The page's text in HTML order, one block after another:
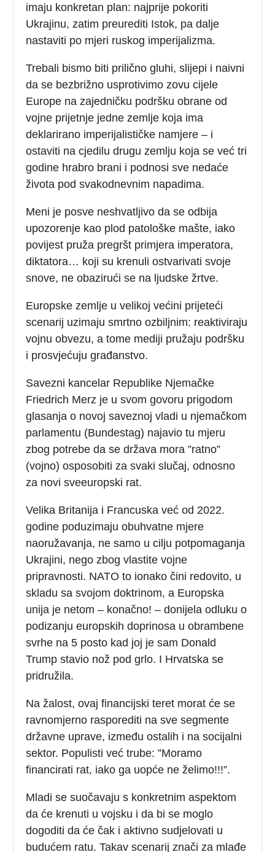
imaju konkretan plan: najprije pokoriti
Ukrajinu, zatim preurediti Istok, pa dalje
nastaviti po mjeri ruskog imperijalizma.
Trebali bismo biti prilično gluhi, slijepi i naivni
da se bezbrižno usprotivimo zovu cijele
Europe na zajedničku podršku obrane od
vojne prijetnje jedne zemlje koja ima
deklarirano imperijalističke namjere – i
ostaviti na cjedilu drugu zemlju koja se već tri
godine hrabro brani i podnosi sve nedaće
života pod svakodnevnim napadima.
Meni je posve neshvatljivo da se odbija
upozorenje kao plod patološke mašte, iako
povijest pruža pregršt primjera imperatora,
diktatora… koji su krenuli ostvarivati svoje
snove, ne obazirući se na ljudske žrtve.
Europske zemlje u velikoj većini prijeteći
scenarij uzimaju smrtno ozbiljnim: reaktiviraju
vojnu obvezu, a tome mediji pružaju podršku
i prosvjećuju građanstvo.
Savezni kancelar Republike Njemačke
Friedrich Merz je u svom govoru prigodom
glasanja o novoj saveznoj vladi u njemačkom
parlamentu (Bundestag) najavio tu mjeru
zbog potrebe da se država mora ”ratno”
(vojno) osposobiti za svaki slučaj, odnosno
za novi sveeuropski rat.
Velika Britanija i Francuska već od 2022.
godine poduzimaju obuhvatne mjere
naoružavanja, ne samo u cilju potpomaganja
Ukrajini, nego zbog vlastite vojne
pripravnosti. NATO to ionako čini redovito, u
skladu sa svojom doktrinom, a Europska
unija je netom – konačno! – donijela odluku o
podizanju europskih doprinosa u obrambene
svrhe na 5 posto kad joj je sam Donald
Trump stavio nož pod grlo. I Hrvatska se
pridružila.
Na žalost, ovaj financijski teret morat će se
ravnomjerno rasporediti na sve segmente
državne uprave, između ostalih i na socijalni
sektor. Populisti već trube: ”Moramo
financirati rat, iako ga uopće ne želimo!!!”.
Mladi se suočavaju s konkretnim aspektom
da će krenuti u vojsku i da bi se moglo
dogoditi da će čak i aktivno sudjelovati u
budućem ratu. Takav scenarij znači za mlađe